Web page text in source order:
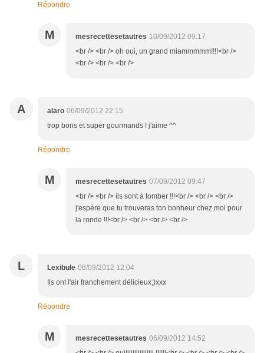
Répondre
M mesrecettesetautres 10/09/2012 09:17
<br /> <br /> oh oui, un grand miammmmm!!!!<br />
<br /> <br /> <br />
A alaro 06/09/2012 22:15
trop bons et super gourmands ! j'aime ^^
Répondre
M mesrecettesetautres 07/09/2012 09:47
<br /> <br /> ils sont à tomber !!!<br /> <br /> <br />
j'espère que tu trouveras ton bonheur chez moi pour
la ronde !!!<br /> <br /> <br /> <br />
L Lexibule 06/09/2012 12:04
Ils ont l'air franchement délicieux;)xxx
Répondre
M mesrecettesetautres 06/09/2012 14:52